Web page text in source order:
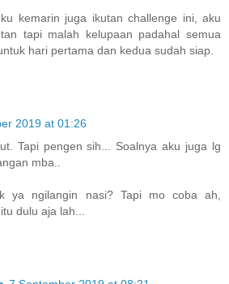
kemarin juga ikutan challenge ini, aku
tapi malah kelupaan padahal semua
hari pertama dan kedua sudah siap.
2019 at 01:26
Tapi pengen sih... Soalnya aku juga lg
mba..
ya ngilangin nasi? Tapi mo coba ah,
dulu aja lah...